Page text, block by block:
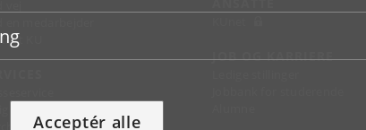
Acceptér alle
KU
JOB OG KARRIERE